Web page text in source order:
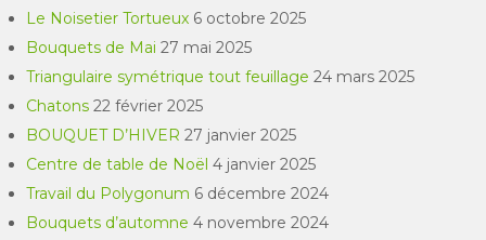
Le Noisetier Tortueux 6 octobre 2025
Bouquets de Mai 27 mai 2025
Triangulaire symétrique tout feuillage 24 mars 2025
Chatons 22 février 2025
BOUQUET D’HIVER 27 janvier 2025
Centre de table de Noël 4 janvier 2025
Travail du Polygonum 6 décembre 2024
Bouquets d’automne 4 novembre 2024